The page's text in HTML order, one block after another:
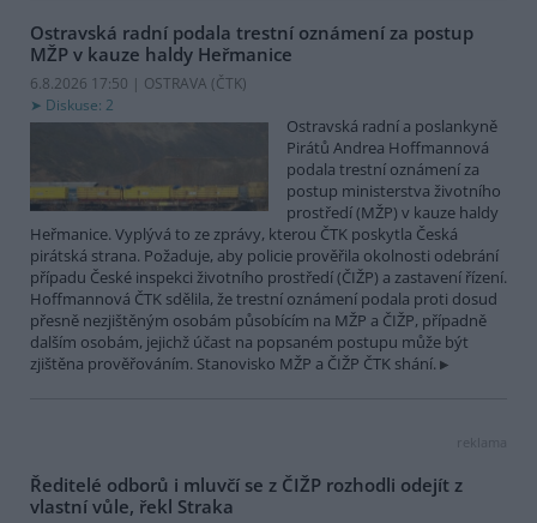
Ostravská radní podala trestní oznámení za postup
MŽP v kauze haldy Heřmanice
6.8.2026 17:50 | OSTRAVA (ČTK)
Diskuse: 2
Ostravská radní a poslankyně
Pirátů Andrea Hoffmannová
podala trestní oznámení za
postup ministerstva životního
prostředí (MŽP) v kauze haldy
Heřmanice. Vyplývá to ze zprávy, kterou ČTK poskytla Česká
pirátská strana. Požaduje, aby policie prověřila okolnosti odebrání
případu České inspekci životního prostředí (ČIŽP) a zastavení řízení.
Hoffmannová ČTK sdělila, že trestní oznámení podala proti dosud
přesně nezjištěným osobám působícím na MŽP a ČIŽP, případně
dalším osobám, jejichž účast na popsaném postupu může být
zjištěna prověřováním. Stanovisko MŽP a ČIŽP ČTK shání.
reklama
Ředitelé odborů i mluvčí se z ČIŽP rozhodli odejít z
vlastní vůle, řekl Straka